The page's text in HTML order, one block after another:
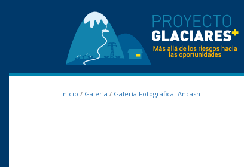
Inicio / Galería / Galería Fotográfica: Ancash